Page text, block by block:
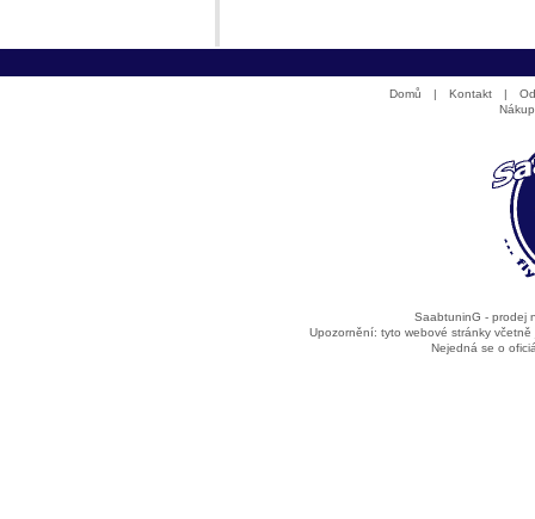
Domů | Kontakt |
SaabtuninG - prodej
Upozornění: tyto webové stránky
Nejedná se o